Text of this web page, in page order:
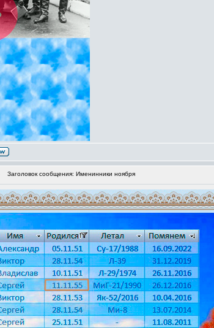
Заголовок сообщения: Именинники ноября